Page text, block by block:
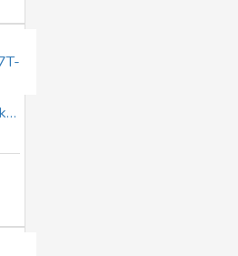
HD Видеокамера Hikvision DS-2CE57U7T-VPITF(2.8mm)